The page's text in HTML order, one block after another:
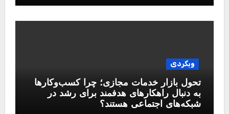
وبگردی
تحول بازار خدمات مجازی؛ چرا کسب‌وکارها
به دنبال راهکارهای هدفمند برای رشد در
شبکه‌های اجتماعی هستند؟